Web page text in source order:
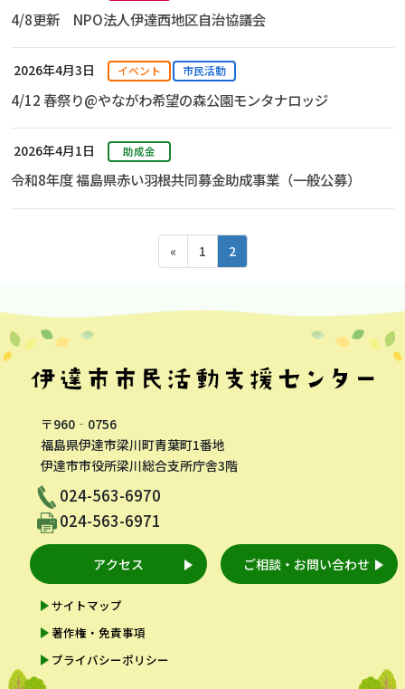
4/8更新 NPO法人伊達西地区自治協議会
2026年4月3日 イベント 市民活動
4/12 春祭り@やながわ希望の森公園モンタナロッジ
2026年4月1日 助成金
令和8年度 福島県赤い羽根共同募金助成事業（一般公募）
ビ
ゲ
ー
« Page
1 Page
2
〒960‐0756
福島県伊達市梁川町青葉町1番地
伊達市市役所梁川総合支所庁舎3階
024-563-6970
024-563-6971
アクセス ご相談・お問い合わせ
サイトマップ
著作権・免責事項
プライバシーポリシー